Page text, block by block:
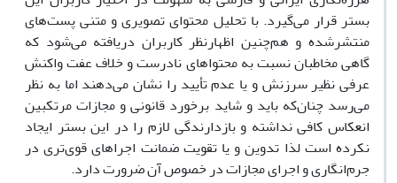
بستر قرار می‌گیرد. با تحلیل محتوای تصویری و متنی پست‌های
منتشرشده و هم‌چنین اظهارنظر کاربران دریافته می‌شود که
گاهی مخاطبان نسبت به محتواهای نادرست و خلاف عفت واکنش
عرفی نظیر سرزنش و یا عدم تأیید را نشان می‌دهند اما به نظر
می‌رسد چنان‌که باید و شاید برخورد قانونی و مجازات مرتکبین
انعکاس کافی نداشته و بازدارندگی لازم را در این بستر ایجاد
نکرده است لذا تدوین و یا تقویت ضمانت اجراهای قوی‌تری در
جرم‌انگاری و اجرای مجازات در خصوص آن ضرورت دارد.